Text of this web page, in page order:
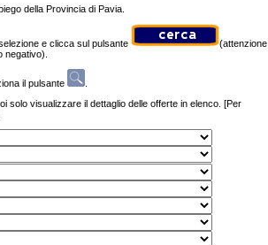
della Provincia di Pavia.
e clicca sul pulsante
(attenzione
negativo).
il pulsante
solo visualizzare il dettaglio delle offerte in elenco. [Per